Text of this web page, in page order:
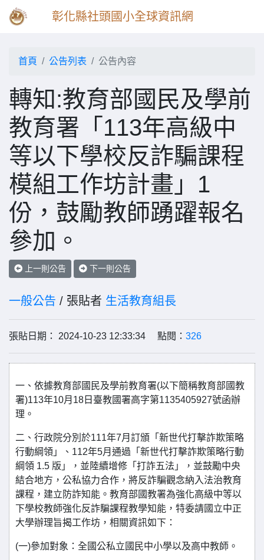
彰化縣社頭國小全球資訊網
首頁 公告列表 公告內容
轉知:教育部國民及學前
教育署「113年高級中
等以下學校反詐騙課程
模組工作坊計畫」1
份，鼓勵教師踴躍報名
參加。
上一則公告 下一則公告
一般公告 / 張貼者 生活教育組長
張貼日期： 2024-10-23 12:33:34 點閱： 326
一、依據教育部國民及學前教育署(以下簡稱教育部國教
署)113年10月18日臺教國署高字第1135405927號函辦
理。
二、行政院分別於111年7月訂頒「新世代打擊詐欺策略
行動綱領」、112年5月通過「新世代打擊詐欺策略行動
綱領 1.5 版」，並陸續增修「打詐五法」，並鼓勵中央
結合地方，公私協力合作，將反詐騙觀念納入法治教育
課程，建立防詐知能。教育部國教署為強化高級中等以
下學校教師強化反詐騙課程教學知能，特委請國立中正
大學辦理旨揭工作坊，相關資訊如下：
(一)參加對象：全國公私立國民中小學以及高中教師。